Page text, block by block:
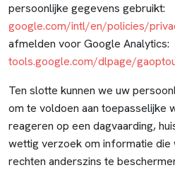
persoonlijke gegevens gebruikt:
google.com/intl/en/policies/
afmelden voor Google Analytics:
tools.google.com/dlpage/
Ten slotte kunnen we uw
om te voldoen aan toepasselijke
reageren op een dagvaarding,
wettig verzoek om informatie die
rechten anderszins te